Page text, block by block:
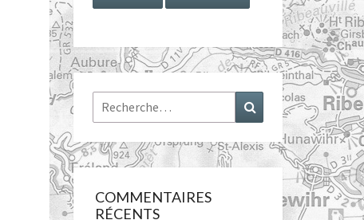
Rechercher : Recherche
COMMENTAIRES
RÉCENTS